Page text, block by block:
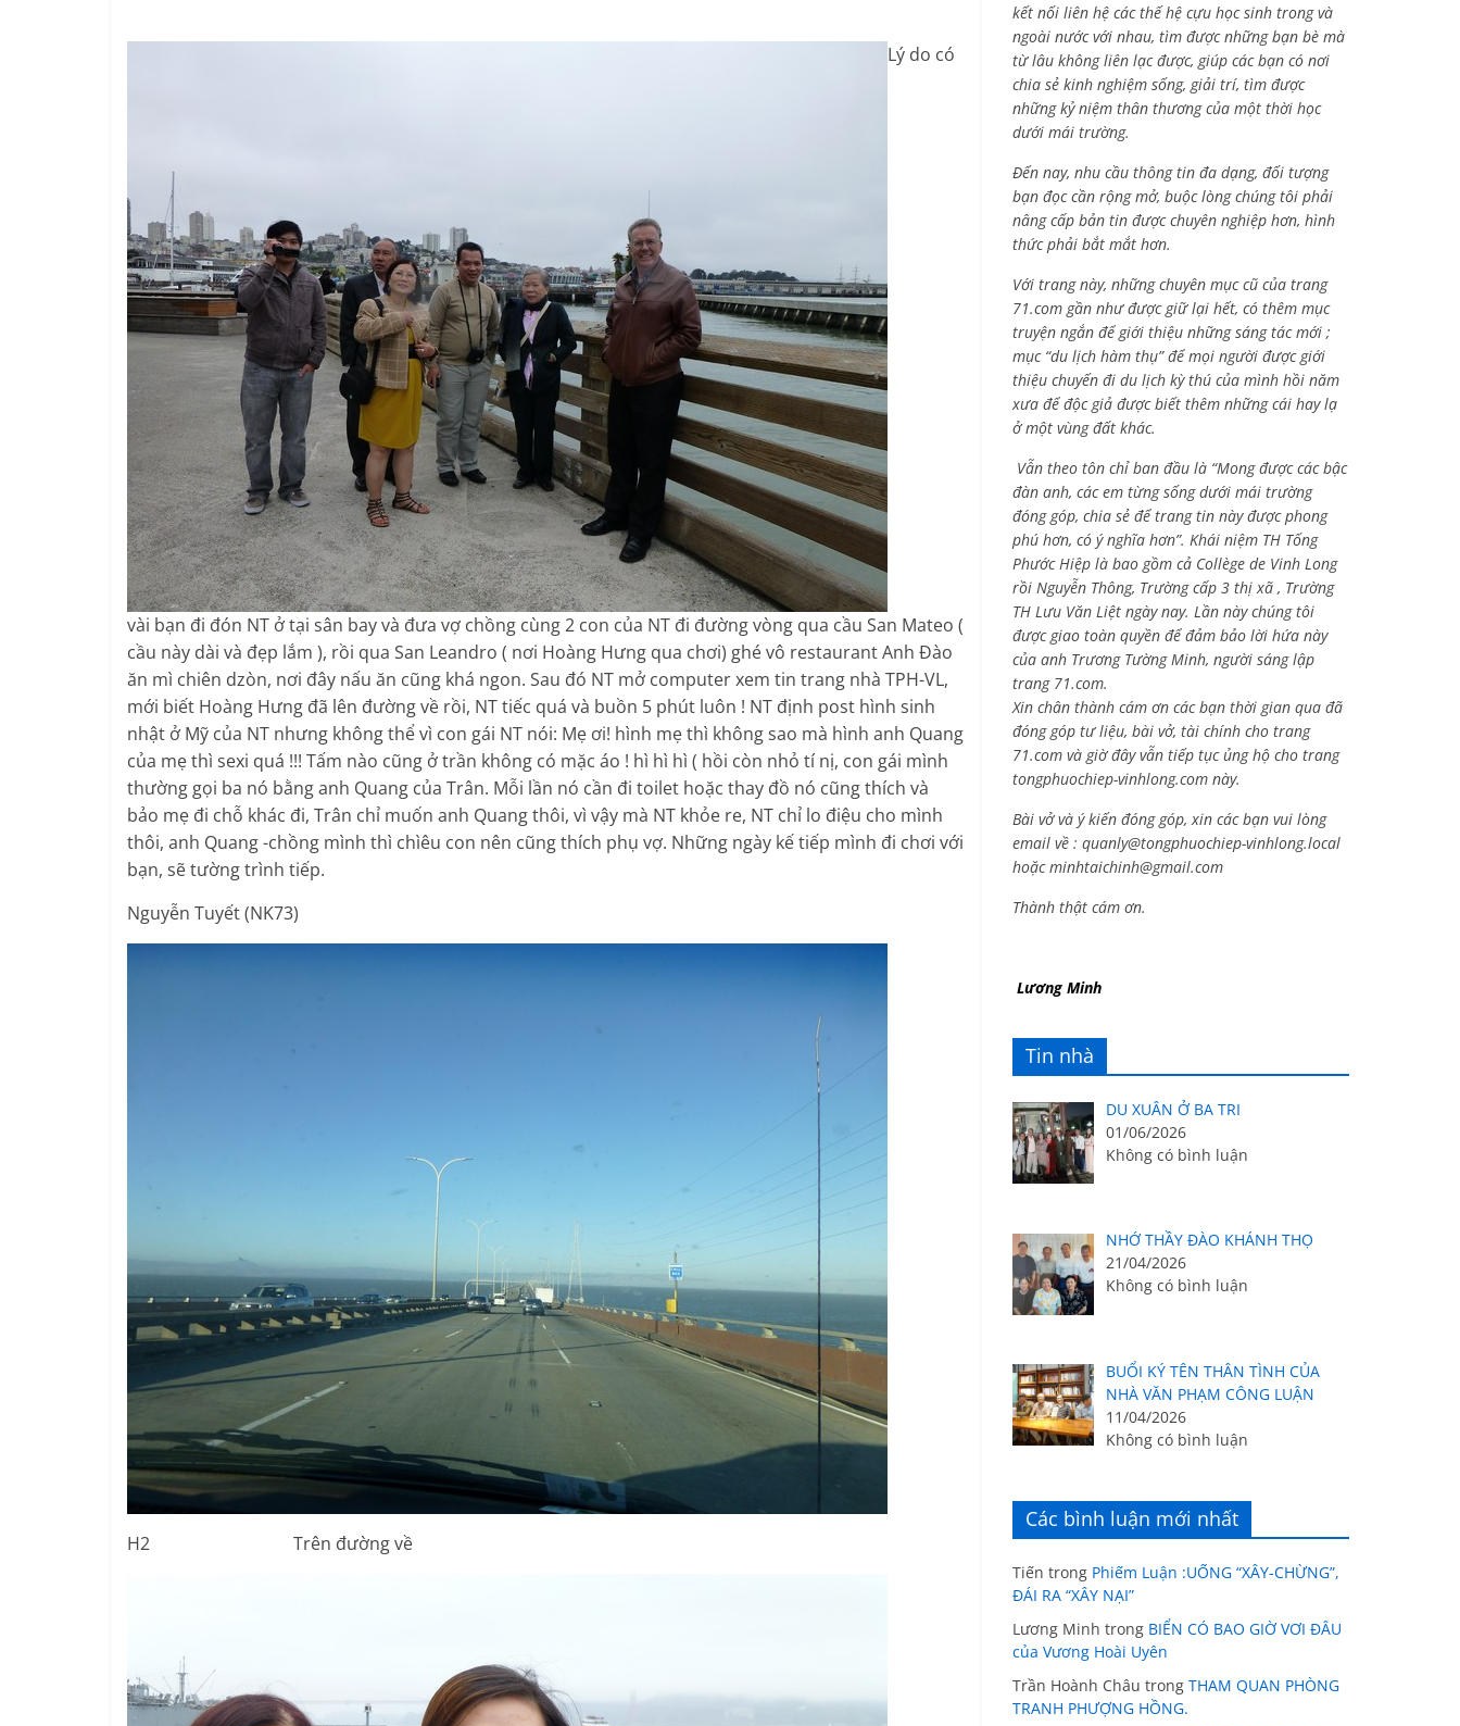
Lý do có
vài bạn đi đón NT ở tại sân bay và đưa vợ chồng cùng 2 con của NT đi đường vòng qua cầu San Mateo (
cầu này dài và đẹp lắm ), rồi qua San Leandro ( nơi Hoàng Hưng qua chơi) ghé vô restaurant Anh Đào
ăn mì chiên dzòn, nơi đây nấu ăn cũng khá ngon. Sau đó NT mở computer xem tin trang nhà TPH-VL,
mới biết Hoàng Hưng đã lên đường về rồi, NT tiếc quá và buồn 5 phút luôn ! NT định post hình sinh
nhật ở Mỹ của NT nhưng không thể vì con gái NT nói: Mẹ ơi! hình mẹ thì không sao mà hình anh Quang
của mẹ thì sexi quá !!! Tấm nào cũng ở trần không có mặc áo ! hì hì hì ( hồi còn nhỏ tí nị, con gái mình
thường gọi ba nó bằng anh Quang của Trân. Mỗi lần nó cần đi toilet hoặc thay đồ nó cũng thích và
bảo mẹ đi chỗ khác đi, Trân chỉ muốn anh Quang thôi, vì vậy mà NT khỏe re, NT chỉ lo điệu cho mình
thôi, anh Quang -chồng mình thì chìêu con nên cũng thích phụ vợ. Những ngày kế tiếp mình đi chơi với
bạn, sẽ tường trình tiếp.
Nguyễn Tuyết (NK73)
H2 Trên đường về
kết nối liên hệ các thế hệ cựu học sinh trong và
ngoài nước với nhau, tìm được những bạn bè mà
từ lâu không liên lạc được, giúp các bạn có nơi
chia sẻ kinh nghiệm sống, giải trí, tìm được
những kỷ niệm thân thương của một thời học
dưới mái trường.
Đến nay, nhu cầu thông tin đa dạng, đối tượng
bạn đọc cần rộng mở, buộc lòng chúng tôi phải
nâng cấp bản tin được chuyên nghiệp hơn, hình
thức phải bắt mắt hơn.
Với trang này, những chuyên mục cũ của trang
71.com gần như được giữ lại hết, có thêm mục
truyện ngắn để giới thiệu những sáng tác mới ;
mục “du lịch hàm thụ” để mọi người được giới
thiệu chuyến đi du lịch kỳ thú của mình hồi năm
xưa để độc giả được biết thêm những cái hay lạ
ở một vùng đất khác.
Vẫn theo tôn chỉ ban đầu là “Mong được các bậc
đàn anh, các em từng sống dưới mái trường
đóng góp, chia sẻ để trang tin này được phong
phú hơn, có ý nghĩa hơn”. Khái niệm TH Tống
Phước Hiệp là bao gồm cả Collège de Vinh Long
rồi Nguyễn Thông, Trường cấp 3 thị xã , Trường
TH Lưu Văn Liệt ngày nay. Lần này chúng tôi
được giao toàn quyền để đảm bảo lời hứa này
của anh Trương Tường Minh, người sáng lập
trang 71.com.
Xin chân thành cám ơn các bạn thời gian qua đã
đóng góp tư liệu, bài vở, tài chính cho trang
71.com và giờ đây vẫn tiếp tục ủng hộ cho trang
tongphuochiep-vinhlong.com này.
Bài vở và ý kiến đóng góp, xin các bạn vui lòng
email về : quanly@tongphuochiep-vinhlong.local
hoặcminhtaichinh@gmail.com
Thành thật cám ơn.
Lương Minh
Tin nhà
DU XUÂN Ở BA TRI
01/06/2026
Không có bình luận
NHỚ THẦY ĐÀO KHÁNH THỌ
21/04/2026
Không có bình luận
BUỔI KÝ TÊN THÂN TÌNH CỦA
NHÀ VĂN PHẠM CÔNG LUẬN
11/04/2026
Không có bình luận
Các bình luận mới nhất
Tiến trong Phiếm Luận :UỐNG “XÂY-CHỪNG”,
ĐÁI RA “XÂY NẠI”
Lương Minh trong BIỂN CÓ BAO GIỜ VƠI ĐÂU
của Vương Hoài Uyên
Trần Hoành Châu trong THAM QUAN PHÒNG
TRANH PHƯỢNG HỒNG.